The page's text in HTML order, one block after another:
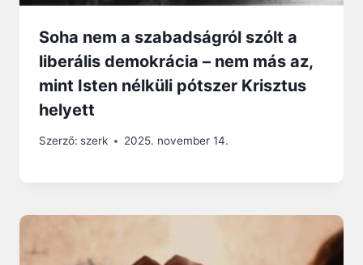
Soha nem a szabadságról szólt a
liberális demokrácia – nem más az,
mint Isten nélküli pótszer Krisztus
helyett
Szerző: szerk 2025. november 14.